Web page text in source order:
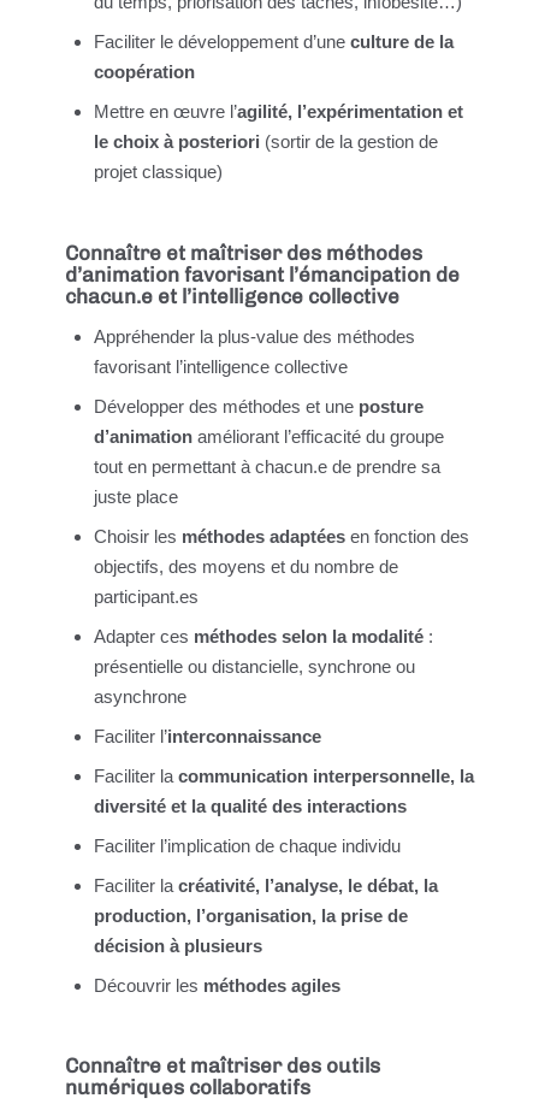
Faciliter le développement d’une culture de la
coopération
Mettre en œuvre l’agilité, l’expérimentation et
le choix à posteriori (sortir de la gestion de
projet classique)
Connaître et maîtriser des méthodes
d’animation favorisant l’émancipation de
chacun.e et l’intelligence collective
Appréhender la plus-value des méthodes
favorisant l’intelligence collective
Développer des méthodes et une posture
d’animation améliorant l’efficacité du groupe
tout en permettant à chacun.e de prendre sa
juste place
Choisir les méthodes adaptées en fonction des
objectifs, des moyens et du nombre de
participant.es
Adapter ces méthodes selon la modalité :
présentielle ou distancielle, synchrone ou
asynchrone
Faciliter l’interconnaissance
Faciliter la communication interpersonnelle, la
diversité et la qualité des interactions
Faciliter l’implication de chaque individu
Faciliter la créativité, l’analyse, le débat, la
production, l’organisation, la prise de
décision à plusieurs
Découvrir les méthodes agiles
Connaître et maîtriser des outils
numériques collaboratifs